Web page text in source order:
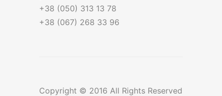
+38 (050) 313 13 78
+38 (067) 268 33 96
Copyright © 2016 All Rights Reserved